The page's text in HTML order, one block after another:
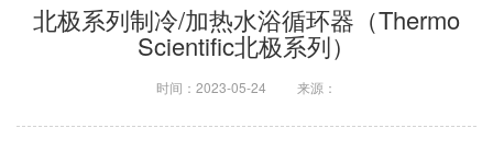
北极系列制冷/加热水浴循环器（Thermo
Scientific北极系列）
时间：2023-05-24 来源：